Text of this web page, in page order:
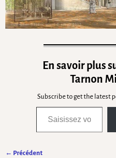
En savoir plus
Tarnon
Subscribe to get the latest
← Précédent